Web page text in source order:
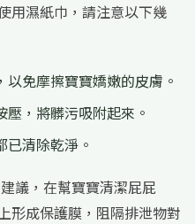
用濕紙巾，請注意以下幾
以免摩擦寶寶嬌嫩的皮膚。
壓，將髒污吸附起來。
已清除乾淨。
議，在幫寶寶清潔屁屁
形成保護膜，阻隔排泄物對